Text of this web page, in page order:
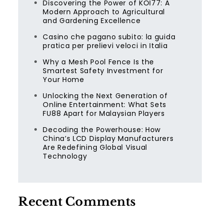
Discovering the Power of KOI77: A
Modern Approach to Agricultural
and Gardening Excellence
Casino che pagano subito: la guida
pratica per prelievi veloci in Italia
Why a Mesh Pool Fence Is the
Smartest Safety Investment for
Your Home
Unlocking the Next Generation of
Online Entertainment: What Sets
FU88 Apart for Malaysian Players
Decoding the Powerhouse: How
China’s LCD Display Manufacturers
Are Redefining Global Visual
Technology
Recent Comments